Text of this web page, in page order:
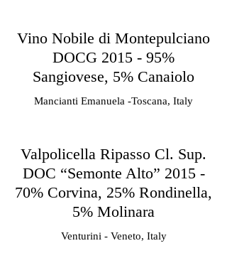
Vino Nobile di Montepulciano
DOCG 2015 - 95%
Sangiovese, 5% Canaiolo
Mancianti Emanuela -Toscana, Italy
Valpolicella Ripasso Cl. Sup.
DOC “Semonte Alto” 2015 -
70% Corvina, 25% Rondinella,
5% Molinara
Venturini - Veneto, Italy